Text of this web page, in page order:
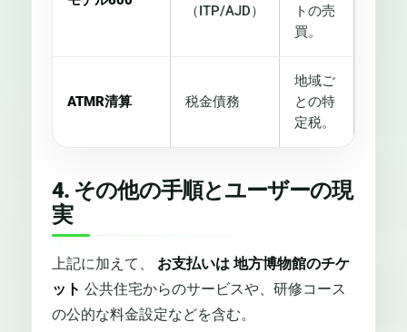
（ITP/AJD）
トの売
買。
ATMR清算 税金債務
地域ご
との特
定税。
4. その他の手順とユーザーの現
実
上記に加えて、 お支払いは 地方博物館のチケ
ット 公共住宅からのサービスや、研修コース
の公的な料金設定などを含む。